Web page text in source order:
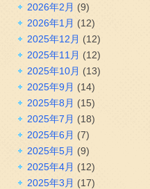
2026年2月 (9)
2026年1月 (12)
2025年12月 (12)
2025年11月 (12)
2025年10月 (13)
2025年9月 (14)
2025年8月 (15)
2025年7月 (18)
2025年6月 (7)
2025年5月 (9)
2025年4月 (12)
2025年3月 (17)